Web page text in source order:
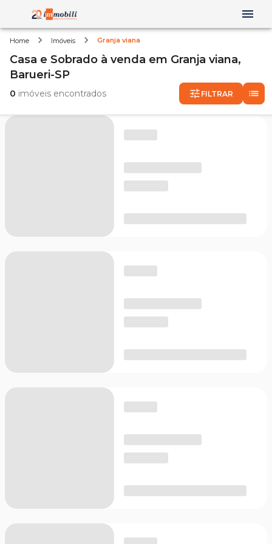
Home Imóveis Granja viana
Casa e Sobrado à venda em Granja viana,
Barueri-SP
0 imóveis encontrados FILTRAR